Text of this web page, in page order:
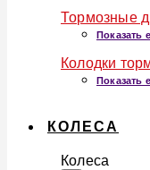
Тормозные
Показать
Колодки
Показать
КОЛЕСА
Колеса